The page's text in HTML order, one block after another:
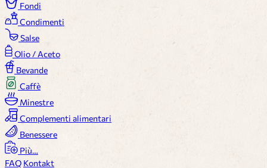
Fondi
Condimenti
Salse
Olio / Aceto
Bevande
Caffè
Minestre
Complementi alimentari
Benessere
Più…
FAQ Kontakt